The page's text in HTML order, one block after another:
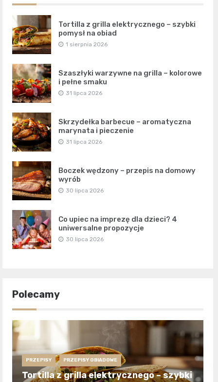
Tortilla z grilla elektrycznego – szybki
pomysł na obiad
1 sierpnia 2026
Szaszłyki warzywne na grilla – kolorowe
i pełne smaku
31 lipca 2026
Skrzydełka barbecue – aromatyczna
marynata i pieczenie
31 lipca 2026
Boczek wędzony – przepis na domowy
wyrób
30 lipca 2026
Co upiec na imprezę dla dzieci? 4
uniwersalne propozycje
30 lipca 2026
Polecamy
PRZEPISY PRZEPISY OBIADOWE
Tortilla z grilla elektrycznego – szybki